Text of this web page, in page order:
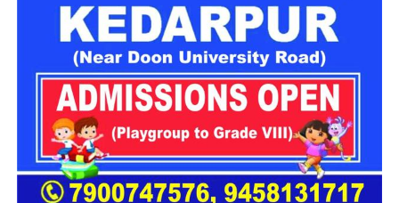
राज्य के कई जिलों में बारिश का प्रभाव लगातार बना हुआ है। मौसम विभाग
के अनुसार उत्तरकाशी, देहरादून, टिहरी, रुद्रप्रयाग, चमोली, ऊधम सिंह
नगर, बागेश्वर, पिथौरागढ़ और नैनीताल में भारी से बहुत भारी वर्षा होने की
संभावना है। इसके अलावा कुछ क्षेत्रों में तेज गर्जना, बिजली गिरने और
अचानक बाढ़ जैसी परिस्थितियां भी बन सकती हैं।